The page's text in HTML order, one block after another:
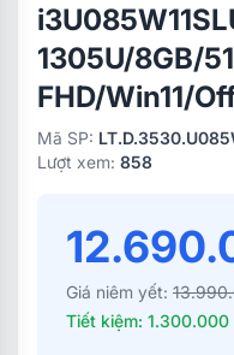
1305U/8GB/
FHD/Win11/
Mã SP:
Lượt xem: 858
Giá niêm yết:
Tiết kiệm: 1.300.000